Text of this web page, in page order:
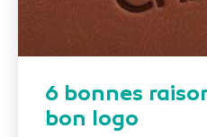
6 bonnes
bon logo